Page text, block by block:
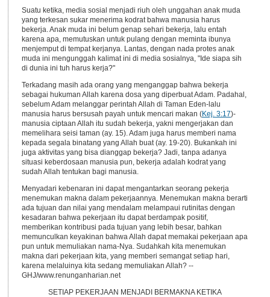
Suatu ketika, media sosial menjadi riuh oleh unggahan anak muda
yang terkesan sukar menerima kodrat bahwa manusia harus
bekerja. Anak muda ini belum genap sehari bekerja, lalu entah
karena apa, memutuskan untuk pulang dengan meminta ibunya
menjemput di tempat kerjanya. Lantas, dengan nada protes anak
muda ini mengunggah kalimat ini di media sosialnya, "Ide siapa sih
di dunia ini tuh harus kerja?"
Terkadang masih ada orang yang menganggap bahwa bekerja
sebagai hukuman Allah karena dosa yang diperbuat Adam. Padahal,
sebelum Adam melanggar perintah Allah di Taman Eden-lalu
manusia harus bersusah payah untuk mencari makan (Kej. 3:17)-
manusia ciptaan Allah itu sudah bekerja, yakni mengerjakan dan
memelihara seisi taman (ay. 15). Adam juga harus memberi nama
kepada segala binatang yang Allah buat (ay. 19-20). Bukankah ini
juga aktivitas yang bisa dianggap bekerja? Jadi, tanpa adanya
situasi keberdosaan manusia pun, bekerja adalah kodrat yang
sudah Allah tentukan bagi manusia.
Menyadari kebenaran ini dapat mengantarkan seorang pekerja
menemukan makna dalam pekerjaannya. Menemukan makna berarti
ada tujuan dan nilai yang mendalam melampaui rutinitas dengan
kesadaran bahwa pekerjaan itu dapat berdampak positif,
memberikan kontribusi pada tujuan yang lebih besar, bahkan
memunculkan keyakinan bahwa Allah dapat memakai pekerjaan apa
pun untuk memuliakan nama-Nya. Sudahkah kita menemukan
makna dari pekerjaan kita, yang memberi semangat setiap hari,
karena melaluinya kita sedang memuliakan Allah? --
GHJ/www.renunganharian.net
SETIAP PEKERJAAN MENJADI BERMAKNA KETIKA